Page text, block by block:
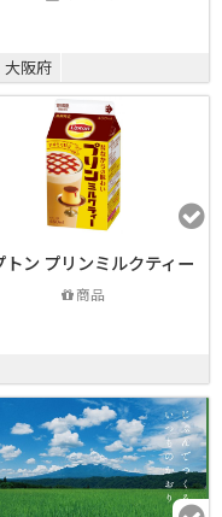
大阪府
トン プリンミルクティー
商品